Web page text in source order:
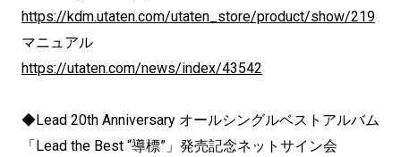
https://kdm.utaten.com/utaten_store/product/show/219
マニュアル
https://utaten.com/news/index/43542
◆Lead 20th Anniversary オールシングルベストアルバム
「Lead the Best “導標”」発売記念ネットサイン会